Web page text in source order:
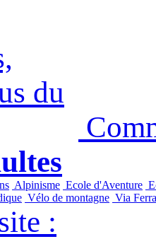
Alpinisme Ecole d'Aventure
Vélo de montagne Via
: